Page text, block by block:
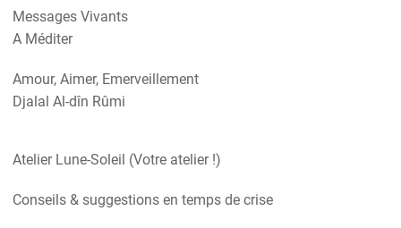
Messages Vivants
A Méditer
Amour, Aimer, Emerveillement
Djalal Al-dîn Rûmi
Atelier Lune-Soleil (Votre atelier !)
Conseils & suggestions en temps de crise